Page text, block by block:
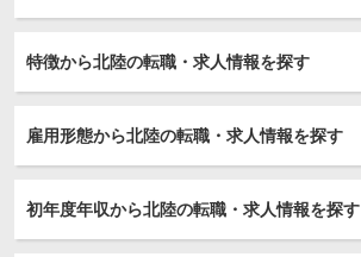
特徴から北陸の転職・求人情報を探す
雇用形態から北陸の転職・求人情報を探す
初年度年収から北陸の転職・求人情報を探す